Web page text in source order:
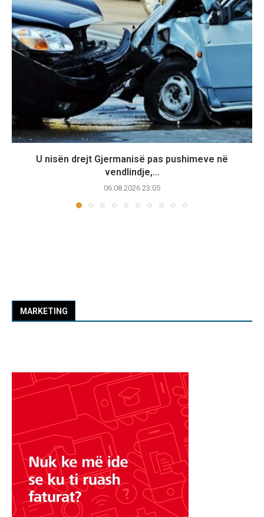
U nisën drejt Gjermanisë pas pushimeve në
vendlindje,...
06.08.2026 23:05
MARKETING